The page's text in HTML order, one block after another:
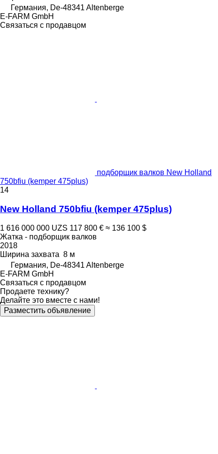
Германия, De-48341 Altenberge
E-FARM GmbH
Связаться с продавцом
подборщик валков New Holland
750bfiu (kemper 475plus)
14
New Holland 750bfiu (kemper 475plus)
1 616 000 000 UZS 117 800 € ≈ 136 100 $
Жатка - подборщик валков
2018
Ширина захвата 8 м
Германия, De-48341 Altenberge
E-FARM GmbH
Связаться с продавцом
Продаете технику?
Делайте это вместе с нами!
Разместить объявление